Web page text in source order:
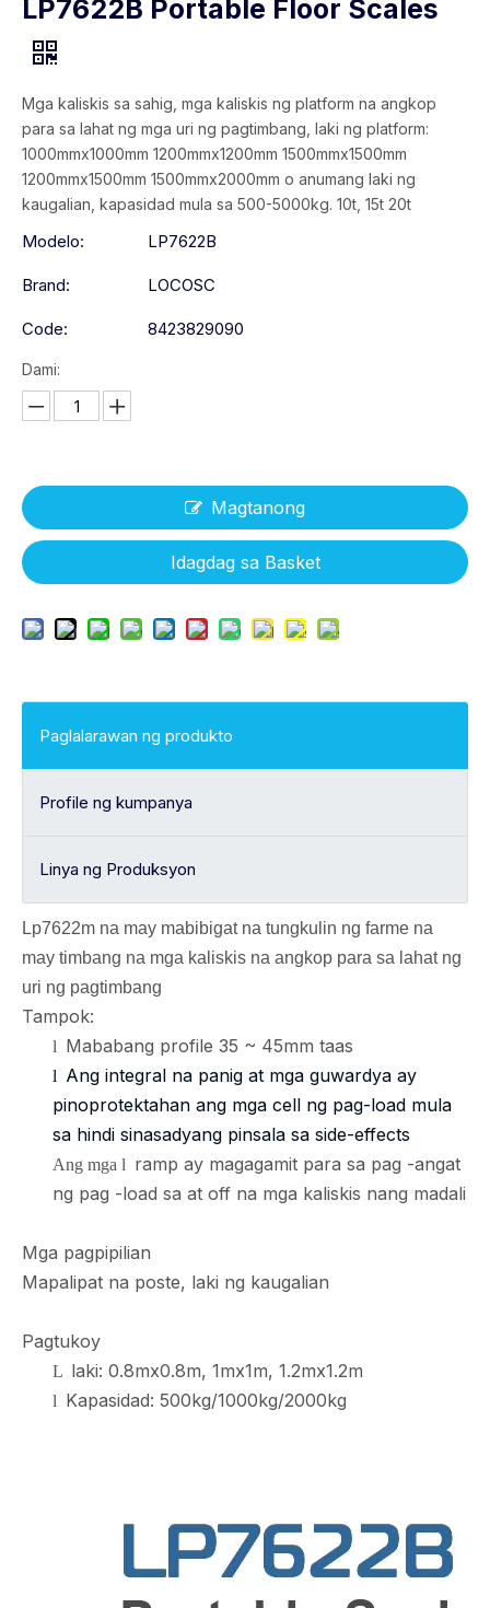
LP7622B Portable Floor Scales
Mga kaliskis sa sahig, mga kaliskis ng platform na angkop
para sa lahat ng mga uri ng pagtimbang, laki ng platform:
1000mmx1000mm 1200mmx1200mm 1500mmx1500mm
1200mmx1500mm 1500mmx2000mm o anumang laki ng
kaugalian, kapasidad mula sa 500-5000kg. 10t, 15t 20t
Modelo: LP7622B
Brand: LOCOSC
Code: 8423829090
Dami:
Magtanong
Idagdag sa Basket
Paglalarawan ng produkto
Profile ng kumpanya
Linya ng Produksyon
Lp7622m na may mabibigat na tungkulin ng farme na
may timbang na mga kaliskis na angkop para sa lahat ng
uri ng pagtimbang
Tampok:
l Mababang profile 35 ~ 45mm taas
l Ang integral na panig at mga guwardya ay
pinoprotektahan ang mga cell ng pag-load mula
sa hindi sinasadyang pinsala sa side-effects
Ang mga l ramp ay magagamit para sa pag -angat
ng pag -load sa at off na mga kaliskis nang madali
Mga pagpipilian
Mapalipat na poste, laki ng kaugalian
Pagtukoy
L laki: 0.8mx0.8m, 1mx1m, 1.2mx1.2m
l Kapasidad: 500kg/1000kg/2000kg